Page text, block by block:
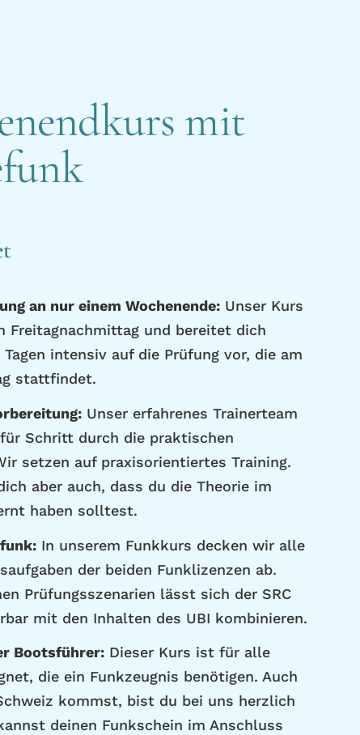
mit
an nur einem Wochenende:Unser Kurs
Freitagnachmittag und bereitet dich
intensiv auf die Prüfung vor, die am
stattfindet.
Unser erfahrenes Trainerteam
Schritt durch die praktischen
setzen auf praxisorientiertes Training.
aber auch, dass du die Theorie im
haben solltest.
In unserem Funkkurs decken wir alle
der beiden Funklizenzen ab.
Prüfungsszenarien lässt sich der SRC
mit den Inhalten des UBI kombinieren.
Bootsführer:Dieser Kurs ist für alle
die ein Funkzeugnis benötigen. Auch
kommst, bist du bei uns herzlich
deinen Funkschein im Anschluss